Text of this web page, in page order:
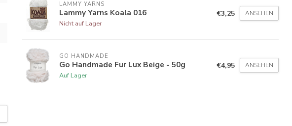
LAMMY YARNS
Lammy Yarns Koala 016
Nicht auf Lager
€3,25 ANSEHEN
GO HANDMADE
Go Handmade Fur Lux Beige - 50g
Auf Lager
€4,95 ANSEHEN